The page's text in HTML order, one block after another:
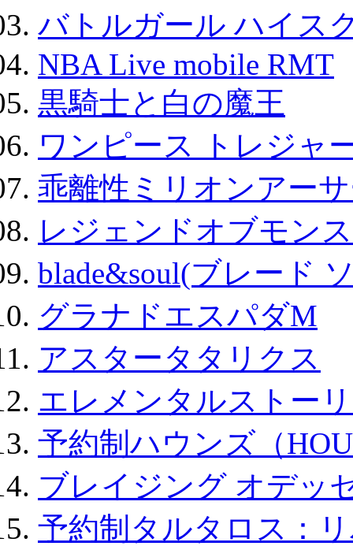
バトルガール ハイス
NBA Live mobile RMT
黒騎士と白の魔王
ワンピース トレジャ
乖離性ミリオンアー
レジェンドオブモン
blade&soul(ブレード
グラナドエスパダM
アスタータタリクス
エレメンタルストー
予約制ハウンズ（
ブレイジング オデッ
予約制タルタロス：